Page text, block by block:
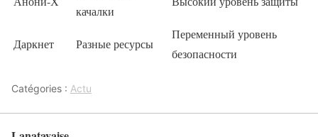
качалки
Даркнет Разные ресурсы
Переменный уровень
безопасности
Catégories : Actu